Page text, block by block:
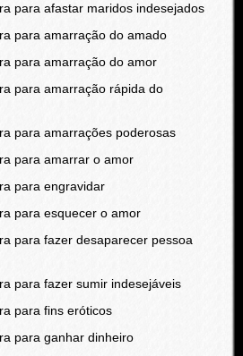
para afastar maridos indesejados
para amarração do amado
para amarração do amor
para amarração rápida do
para amarrações poderosas
para amarrar o amor
para engravidar
para esquecer o amor
para fazer desaparecer pessoa
para fazer sumir indesejáveis
para fins eróticos
para ganhar dinheiro